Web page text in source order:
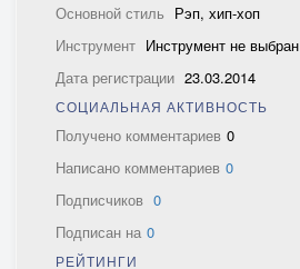
Основной стиль Рэп, хип-хоп
Инструмент Инструмент не выбран
Дата регистрации 23.03.2014
СОЦИАЛЬНАЯ АКТИВНОСТЬ
Получено комментариев 0
Написано комментариев 0
Подписчиков 0
Подписан на 0
РЕЙТИНГИ